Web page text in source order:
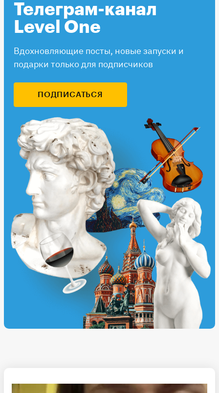
Телеграм-канал
Level One
Вдохновляющие посты, новые запуски и
подарки только для подписчиков
ПОДПИСАТЬСЯ